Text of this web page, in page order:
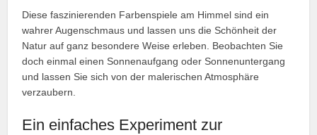
Diese faszinierenden Farbenspiele am Himmel sind ein
wahrer Augenschmaus und lassen uns die Schönheit der
Natur auf ganz besondere Weise erleben. Beobachten Sie
doch einmal einen Sonnenaufgang oder Sonnenuntergang
und lassen Sie sich von der malerischen Atmosphäre
verzaubern.
Ein einfaches Experiment zur